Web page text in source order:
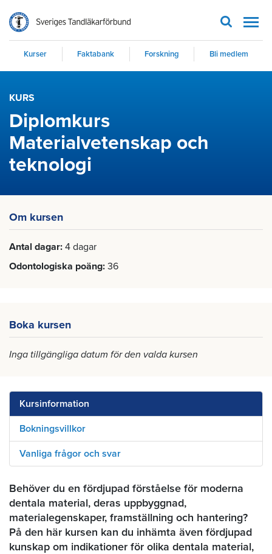
Kurser Faktabank Forskning Bli medlem
KURS
Diplomkurs
Materialvetenskap och
teknologi
Om kursen
Antal dagar 4 dagar
Odontologiska poäng 36
Boka kursen
Inga tillgängliga datum för den valda kursen
Kursinformation
Bokningsvillkor
Vanliga frågor och svar
Behöver du en fördjupad förståelse för moderna
dentala material, deras uppbyggnad,
materialegenskaper, framställning och hantering?
På den här kursen kan du inhämta även fördjupad
kunskap om indikationer för olika dentala material,